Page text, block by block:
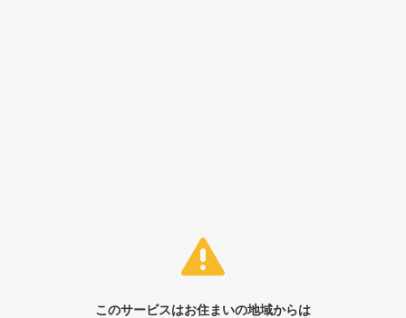
このサービスはお住まいの地域からは